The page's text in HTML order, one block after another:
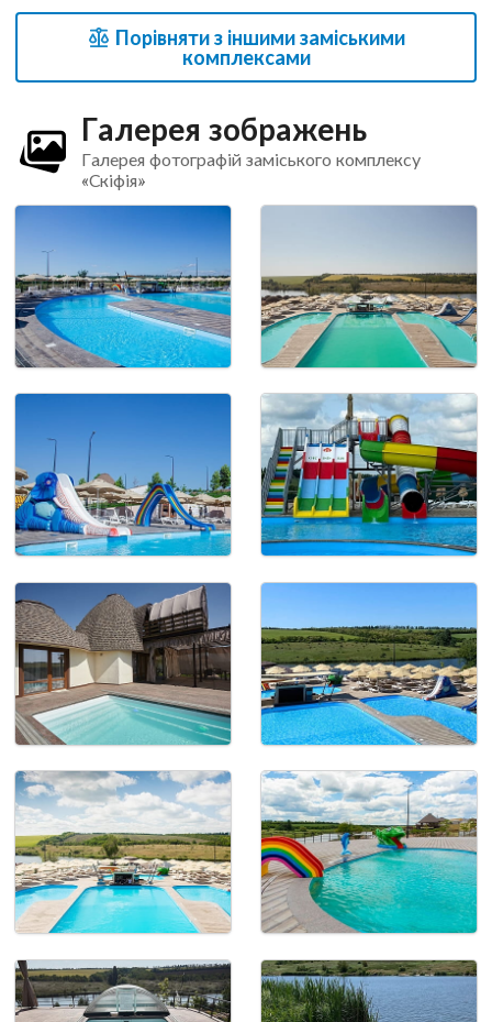
Порівняти з іншими заміськими
комплексами
Галерея зображень
Галерея фотографій заміського комплексу
«Скіфія»